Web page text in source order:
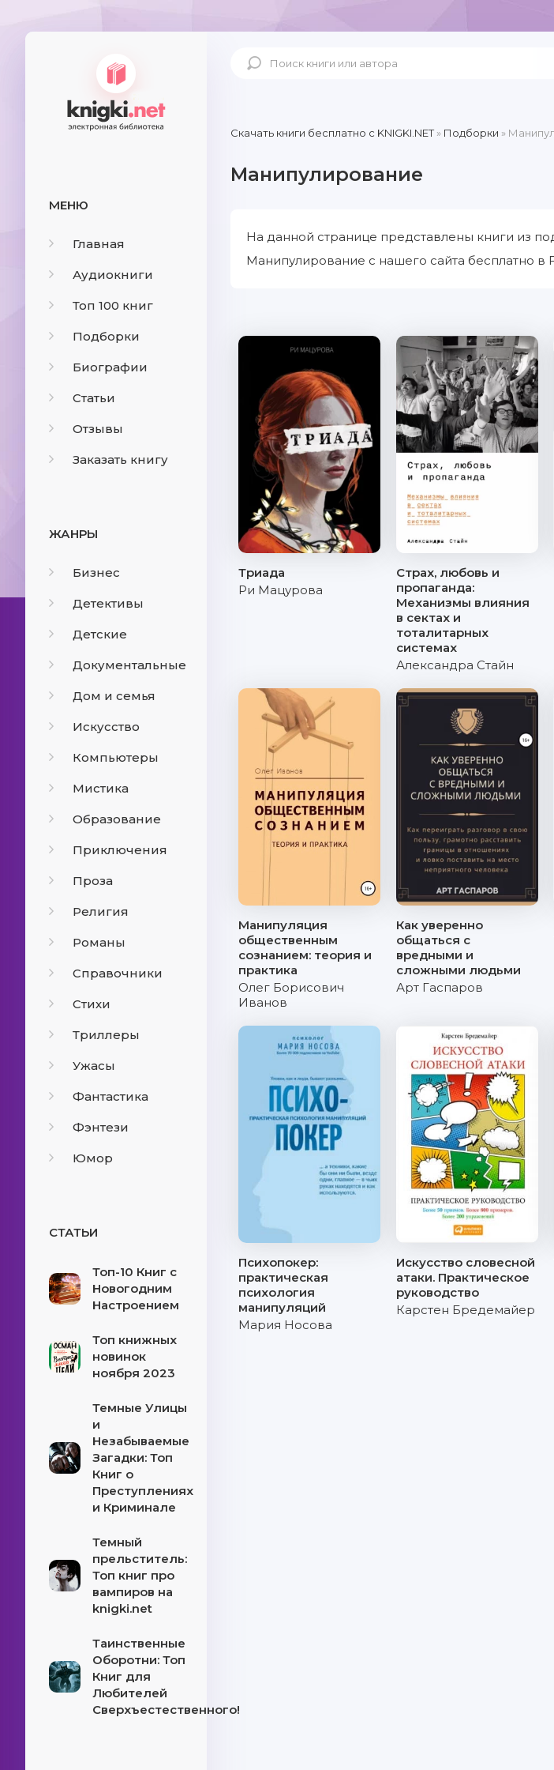
МЕНЮ
Главная
Аудиокниги
Топ 100 книг
Подборки
Биографии
Статьи
Отзывы
Заказать книгу
ЖАНРЫ
Бизнес
Детективы
Детские
Документальные
Дом и семья
Искусство
Компьютеры
Мистика
Образование
Приключения
Проза
Религия
Романы
Справочники
Стихи
Триллеры
Ужасы
Фантастика
Фэнтези
Юмор
СТАТЬИ
Топ-10 Книг с
Новогодним
Настроением
Топ книжных
новинок
ноября 2023
Темные Улицы
и
Незабываемые
Загадки: Топ
Книг о
Преступлениях
и Криминале
Темный
прельститель:
Топ книг про
вампиров на
knigki.net
Таинственные
Оборотни: Топ
Книг для
Любителей
Сверхъестественного!
Скачать книги бесплатно c KNIGKI.NET» Подборки »
Манипулирование
На данной странице представлены книги из
Манипулирование с нашего сайта бесплатно в
Триада
Ри Мацурова
Страх, любовь и
пропаганда:
Механизмы влияния
в сектах и
тоталитарных
системах
Александра Стайн
Манипуляция
общественным
сознанием: теория и
практика
Олег Борисович
Иванов
Как уверенно
общаться с
вредными и
сложными людьми
Арт Гаспаров
Психопокер:
практическая
психология
манипуляций
Мария Носова
Искусство словесной
атаки. Практическое
руководство
Карстен Бредемайер